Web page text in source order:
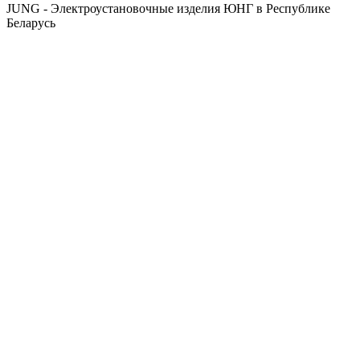
JUNG - Электроустановочные изделия ЮНГ в Республике
Беларусь